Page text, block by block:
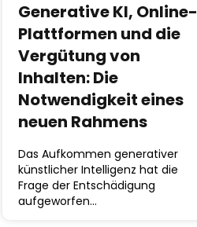
Generative KI, Online-
Plattformen und die
Vergütung von
Inhalten: Die
Notwendigkeit eines
neuen Rahmens
Das Aufkommen generativer
künstlicher Intelligenz hat die
Frage der Entschädigung
aufgeworfen…